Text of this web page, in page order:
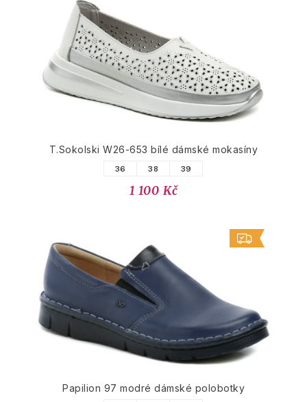
T.Sokolski W26-653 bílé dámské mokasíny
36 38 39
1 100 Kč
Papilion 97 modré dámské polobotky